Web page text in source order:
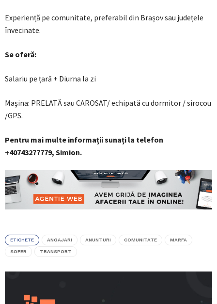
Experiență pe comunitate, preferabil din Brașov sau județele
învecinate.
Se oferă:
Salariu pe țară + Diurna la zi
Mașina: PRELATĂ sau CAROSAT/ echipată cu dormitor / sirocou
/GPS.
Pentru mai multe informații sunați la telefon
+40743277779, Simion.
ETICHETE ANGAJARI ANUNTURI COMUNITATE MARFA
SOFER TRANSPORT